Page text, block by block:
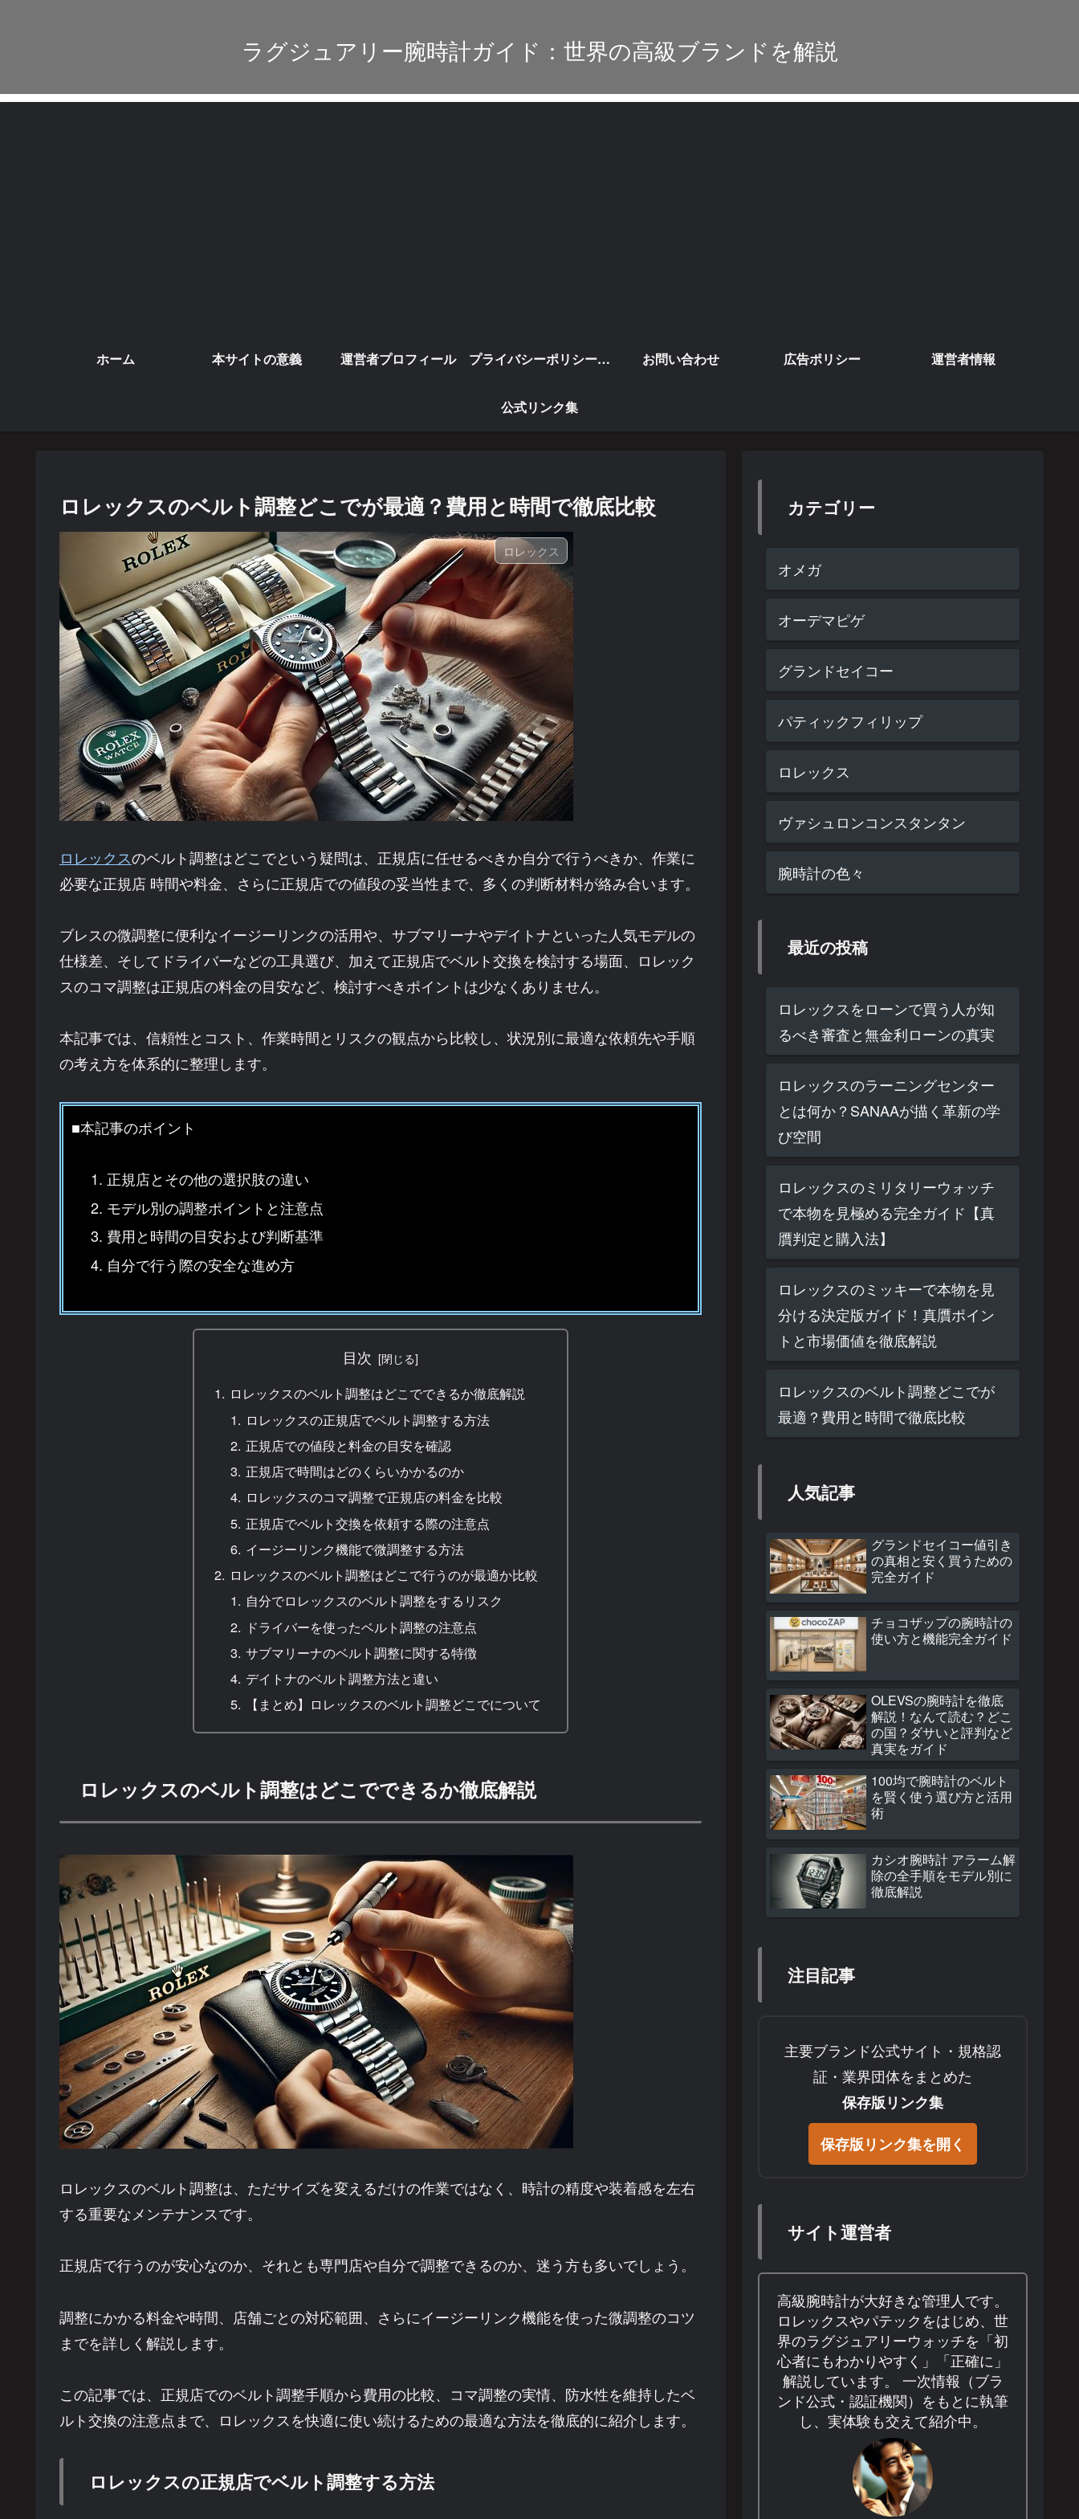
ラグジュアリー腕時計ガイド：世界の高級ブランドを解説
ホーム 本サイトの意義 運営者プロフィール プライバシーポリシー・免責事項 お問い合わせ 広告ポリシー 運営者情報
公式リンク集
ロレックスのベルト調整どこでが最適？費用と時間で徹底比較
ロレックス
ロレックスのベルト調整はどこでという疑問は、正規店に任せるべきか自分で行うべきか、作業に
必要な正規店 時間や料金、さらに正規店での値段の妥当性まで、多くの判断材料が絡み合います。
ブレスの微調整に便利なイージーリンクの活用や、サブマリーナやデイトナといった人気モデルの
仕様差、そしてドライバーなどの工具選び、加えて正規店でベルト交換を検討する場面、ロレック
スのコマ調整は正規店の料金の目安など、検討すべきポイントは少なくありません。
本記事では、信頼性とコスト、作業時間とリスクの観点から比較し、状況別に最適な依頼先や手順
の考え方を体系的に整理します。
■本記事のポイント
正規店とその他の選択肢の違い
モデル別の調整ポイントと注意点
費用と時間の目安および判断基準
自分で行う際の安全な進め方
目次
ロレックスのベルト調整はどこでできるか徹底解説
ロレックスの正規店でベルト調整する方法
正規店での値段と料金の目安を確認
正規店で時間はどのくらいかかるのか
ロレックスのコマ調整で正規店の料金を比較
正規店でベルト交換を依頼する際の注意点
イージーリンク機能で微調整する方法
ロレックスのベルト調整はどこで行うのが最適か比較
自分でロレックスのベルト調整をするリスク
ドライバーを使ったベルト調整の注意点
サブマリーナのベルト調整に関する特徴
デイトナのベルト調整方法と違い
【まとめ】ロレックスのベルト調整どこでについて
ロレックスのベルト調整はどこでできるか徹底解説
ロレックスのベルト調整は、ただサイズを変えるだけの作業ではなく、時計の精度や装着感を左右
する重要なメンテナンスです。
正規店で行うのが安心なのか、それとも専門店や自分で調整できるのか、迷う方も多いでしょう。
調整にかかる料金や時間、店舗ごとの対応範囲、さらにイージーリンク機能を使った微調整のコツ
までを詳しく解説します。
この記事では、正規店でのベルト調整手順から費用の比較、コマ調整の実情、防水性を維持したベ
ルト交換の注意点まで、ロレックスを快適に使い続けるための最適な方法を徹底的に紹介します。
ロレックスの正規店でベルト調整する方法
カテゴリー
オメガ
オーデマピゲ
グランドセイコー
パティックフィリップ
ロレックス
ヴァシュロンコンスタンタン
腕時計の色々
最近の投稿
ロレックスをローンで買う人が知
るべき審査と無金利ローンの真実
ロレックスのラーニングセンター
とは何か？SANAAが描く革新の学
び空間
ロレックスのミリタリーウォッチ
で本物を見極める完全ガイド【真
贋判定と購入法】
ロレックスのミッキーで本物を見
分ける決定版ガイド！真贋ポイン
トと市場価値を徹底解説
ロレックスのベルト調整どこでが
最適？費用と時間で徹底比較
人気記事
グランドセイコー値引き
の真相と安く買うための
完全ガイド
チョコザップの腕時計の
使い方と機能完全ガイド
OLEVSの腕時計を徹底
解説！なんて読む？どこ
の国？ダサいと評判など
真実をガイド
100均で腕時計のベルト
を賢く使う選び方と活用
術
カシオ腕時計 アラーム解
除の全手順をモデル別に
徹底解説
注目記事
主要ブランド公式サイト・規格認
証・業界団体をまとめた
保存版リンク集
保存版リンク集を開く
サイト運営者
高級腕時計が大好きな管理人です。
ロレックスやパテックをはじめ、世
界のラグジュアリーウォッチを「初
心者にもわかりやすく」「正確に」
解説しています。 一次情報（ブラ
ンド公式・認証機関）をもとに執筆
し、実体験も交えて紹介中。